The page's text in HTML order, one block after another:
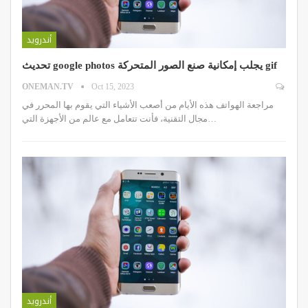
أندرويد
تحديث google photos يجلب إمكانية صنع الصور المتحركة gif
ONEMAN.TV Oct 15, 2023
مراجعة الهواتف هذه الأيام من أصعب الأشياء التي يقوم بها المحرر في
أندرويد